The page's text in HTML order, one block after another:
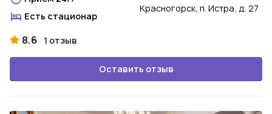
Есть стационар
Красногорск, п. Истра, д. 27
8.6 1 отзыв
Оставить отзыв